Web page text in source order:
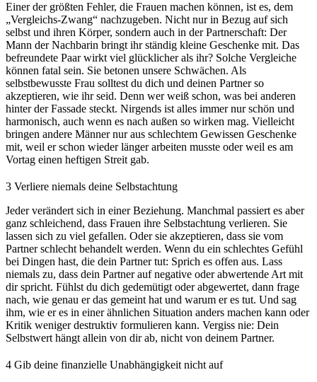
Einer der größten Fehler, die Frauen machen können, ist es, dem
„Vergleichs-Zwang“ nachzugeben. Nicht nur in Bezug auf sich
selbst und ihren Körper, sondern auch in der Partnerschaft: Der
Mann der Nachbarin bringt ihr ständig kleine Geschenke mit. Das
befreundete Paar wirkt viel glücklicher als ihr? Solche Vergleiche
können fatal sein. Sie betonen unsere Schwächen. Als
selbstbewusste Frau solltest du dich und deinen Partner so
akzeptieren, wie ihr seid. Denn wer weiß schon, was bei anderen
hinter der Fassade steckt. Nirgends ist alles immer nur schön und
harmonisch, auch wenn es nach außen so wirken mag. Vielleicht
bringen andere Männer nur aus schlechtem Gewissen Geschenke
mit, weil er schon wieder länger arbeiten musste oder weil es am
Vortag einen heftigen Streit gab.
3 Verliere niemals deine Selbstachtung
Jeder verändert sich in einer Beziehung. Manchmal passiert es aber
ganz schleichend, dass Frauen ihre Selbstachtung verlieren. Sie
lassen sich zu viel gefallen. Oder sie akzeptieren, dass sie vom
Partner schlecht behandelt werden. Wenn du ein schlechtes Gefühl
bei Dingen hast, die dein Partner tut: Sprich es offen aus. Lass
niemals zu, dass dein Partner auf negative oder abwertende Art mit
dir spricht. Fühlst du dich gedemütigt oder abgewertet, dann frage
nach, wie genau er das gemeint hat und warum er es tut. Und sag
ihm, wie er es in einer ähnlichen Situation anders machen kann oder
Kritik weniger destruktiv formulieren kann. Vergiss nie: Dein
Selbstwert hängt allein von dir ab, nicht von deinem Partner.
4 Gib deine finanzielle Unabhängigkeit nicht auf